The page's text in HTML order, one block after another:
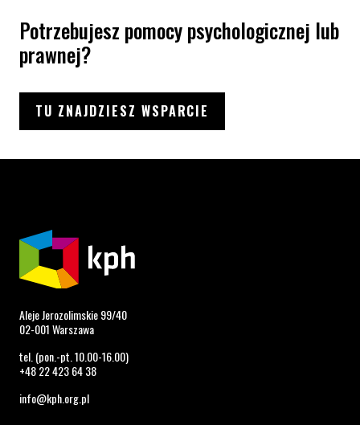
Potrzebujesz pomocy psychologicznej lub
prawnej?
TU ZNAJDZIESZ WSPARCIE
Aleje Jerozolimskie 99/40
02-001 Warszawa
tel. (pon.-pt. 10.00-16.00)
+48 22 423 64 38
info@kph.org.pl